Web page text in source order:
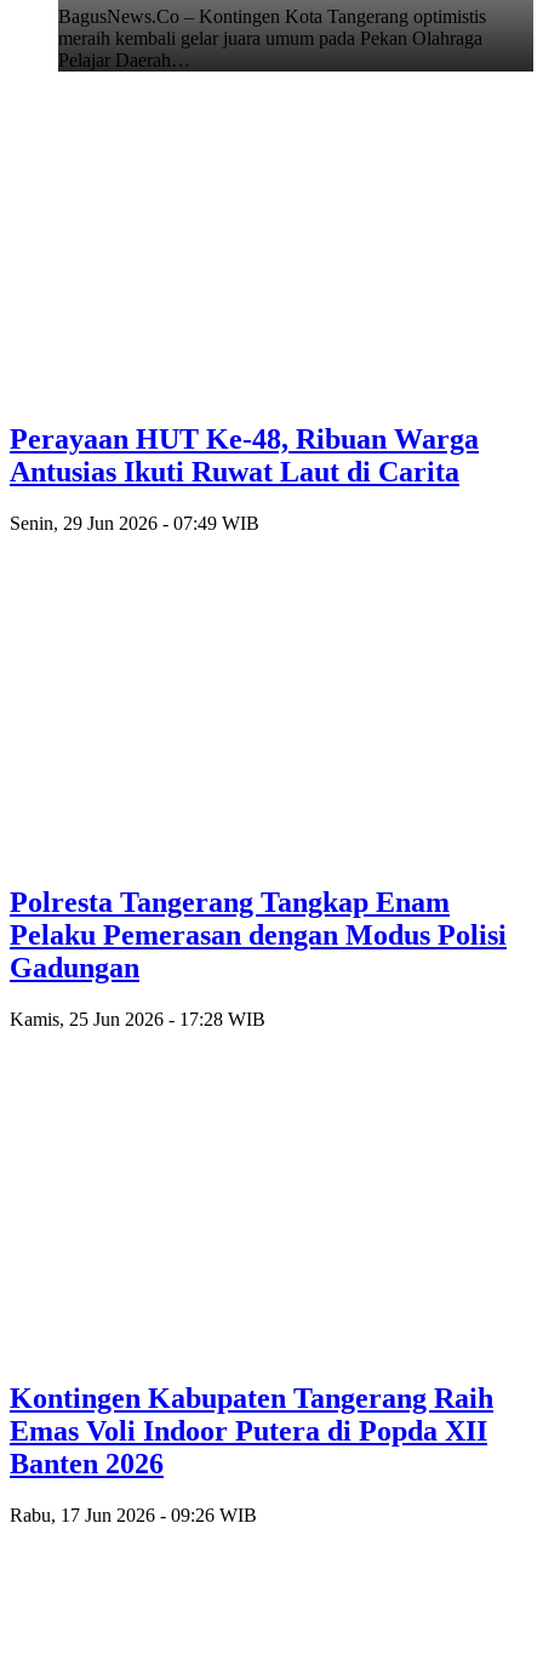
BagusNews.Co – Kontingen Kota Tangerang optimistis
meraih kembali gelar juara umum pada Pekan Olahraga
Pelajar Daerah…
Perayaan HUT Ke-48, Ribuan Warga
Antusias Ikuti Ruwat Laut di Carita
Senin, 29 Jun 2026 - 07:49 WIB
Polresta Tangerang Tangkap Enam
Pelaku Pemerasan dengan Modus Polisi
Gadungan
Kamis, 25 Jun 2026 - 17:28 WIB
Kontingen Kabupaten Tangerang Raih
Emas Voli Indoor Putera di Popda XII
Banten 2026
Rabu, 17 Jun 2026 - 09:26 WIB